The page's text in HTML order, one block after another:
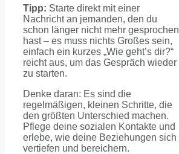
Tipp: Starte direkt mit einer
Nachricht an jemanden, den du
schon länger nicht mehr gesprochen
hast – es muss nichts Großes sein,
einfach ein kurzes „Wie geht’s dir?“
reicht aus, um das Gespräch wieder
zu starten.
Denke daran: Es sind die
regelmäßigen, kleinen Schritte, die
den größten Unterschied machen.
Pflege deine sozialen Kontakte und
erlebe, wie deine Beziehungen sich
vertiefen und bereichern.